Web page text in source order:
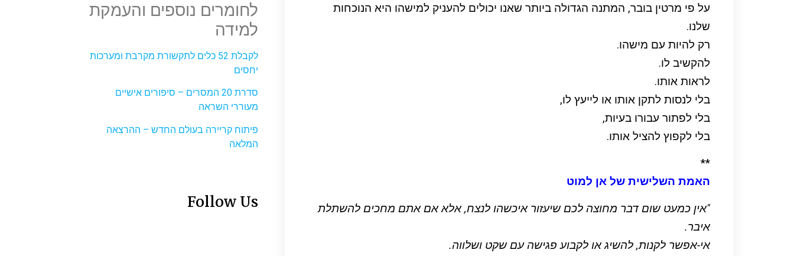
על פי מרטין בובר, המתנה הגדולה ביותר שאנו יכולים להעניק למישהו היא הנוכחות
שלנו.
רק להיות עם מישהו.
להקשיב לו.
לראות אותו.
בלי לנסות לתקן אותו או לייעץ לו,
בלי לפתור עבורו בעיות,
בלי לקפוץ להציל אותו.
**
האמת השלישית של אן למוט
"אין כמעט שום דבר מחוצה לכם שיעזור איכשהו לנצח, אלא אם אתם מחכים להשתלת
איבר.
אי-אפשר לקנות, להשיג או לקבוע פגישה עם שקט ושלווה.
לחומרים נוספים והעמקת
למידה
לקבלת 52 כלים לתקשורת מקרבת ומערכות
יחסים
סדרת 20 המסרים – סיפורים אישיים
מעוררי השראה
פיתוח קריירה בעולם החדש – ההרצאה
המלאה
Follow Us